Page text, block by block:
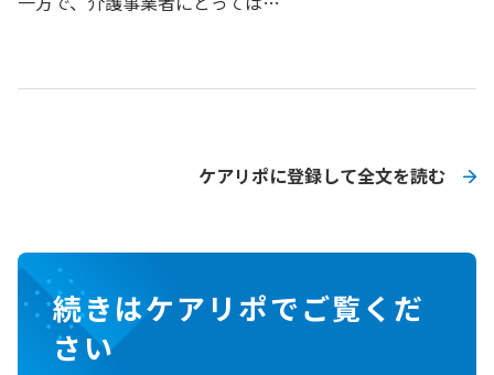
ケアリポに登録して全文を読む
続きはケアリポでご覧くだ
さい